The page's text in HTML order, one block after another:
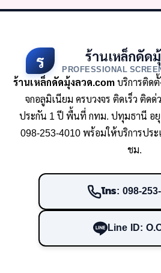
ร ร้านเหล็กดัด
PROFESSIONAL
ร้านเหล็กดัดมุ้งลวด.comบริการติด
จกอลูมิเนียม ครบวงจร ติดเร็ว ติด
ประกัน 1 ปี พื้นที่ กทม. ปทุมธานี อยุ
098-253-4010 พร้อมให้บริการปร
ชม.
โทร: 098-
Line ID: